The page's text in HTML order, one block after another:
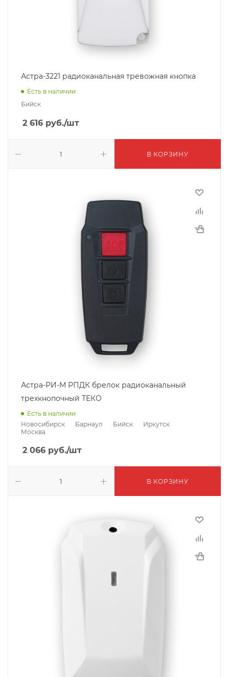
Астра-3221 радиоканальная тревожная кнопка
Есть в наличии
Бийск
2 616 руб./шт
В КОРЗИНУ
Астра-РИ-М РПДК брелок радиоканальный
трехкнопочный ТЕКО
Есть в наличии
Новосибирск
Барнаул Бийск
Иркутск
Москва
2 066 руб./шт
В КОРЗИНУ